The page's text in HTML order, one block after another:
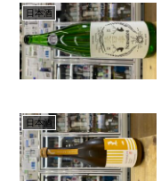
日本酒
日本酒